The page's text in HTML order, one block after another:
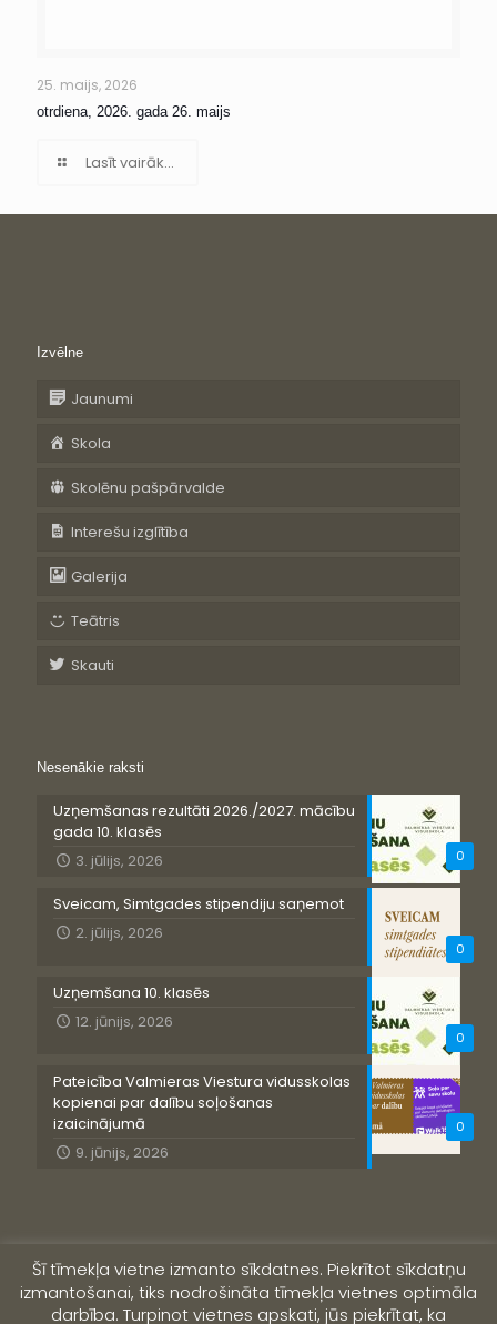
25. maijs, 2026
otrdiena, 2026. gada 26. maijs
Lasīt vairāk...
Izvēlne
Jaunumi
Skola
Skolēnu pašpārvalde
Interešu izglītība
Galerija
Teātris
Skauti
Nesenākie raksti
0
Uzņemšanas rezultāti 2026./2027. mācību
gada 10. klasēs
3. jūlijs, 2026
0
Sveicam, Simtgades stipendiju saņemot
2. jūlijs, 2026
0
Uzņemšana 10. klasēs
12. jūnijs, 2026
0
Pateicība Valmieras Viestura vidusskolas
kopienai par dalību soļošanas
izaicinājumā
9. jūnijs, 2026
Šī tīmekļa vietne izmanto sīkdatnes. Piekrītot sīkdatņu
izmantošanai, tiks nodrošināta tīmekļa vietnes optimāla
darbība. Turpinot vietnes apskati, jūs piekrītat, ka